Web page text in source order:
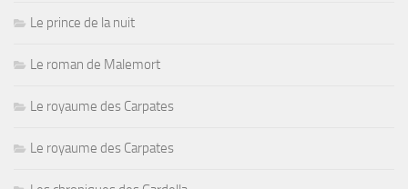
Le prince de la nuit
Le roman de Malemort
Le royaume des Carpates
Le royaume des Carpates